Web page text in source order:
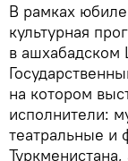
В рамках
культурная
в ашхабадском
на котором
исполнители:
театральные и